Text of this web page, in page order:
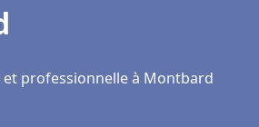
professionnelle à Montbard